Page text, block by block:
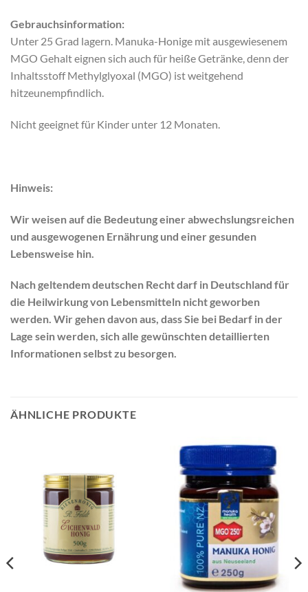
Gebrauchsinformation:
Unter 25 Grad lagern. Manuka-Honige mit ausgewiesenem
MGO Gehalt eignen sich auch für heiße Getränke, denn der
Inhaltsstoff Methylglyoxal (MGO) ist weitgehend
hitzeunempfindlich.
Nicht geeignet für Kinder unter 12 Monaten.
Hinweis:
Wir weisen auf die Bedeutung einer abwechslungsreichen
und ausgewogenen Ernährung und einer gesunden
Lebensweise hin.
Nach geltendem deutschen Recht darf in Deutschland für
die Heilwirkung von Lebensmitteln nicht geworben
werden. Wir gehen davon aus, dass Sie bei Bedarf in der
Lage sein werden, sich alle gewünschten detaillierten
Informationen selbst zu besorgen.
ÄHNLICHE PRODUKTE